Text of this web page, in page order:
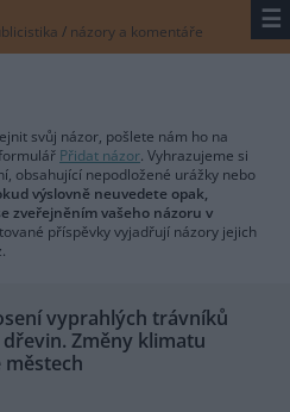
/ názory a komentáře ☰
svůj názor, pošlete nám ho na
Přidat názor. Vyhrazujeme si
obsahující nepodložené urážky nebo
výslovně neuvedete opak,
zveřejněním vašeho názoru v
příspěvky vyjadřují názory jejich
vyprahlých trávníků
Změny klimatu
městech